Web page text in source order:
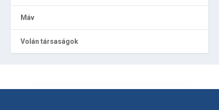
Máv
Volán társaságok